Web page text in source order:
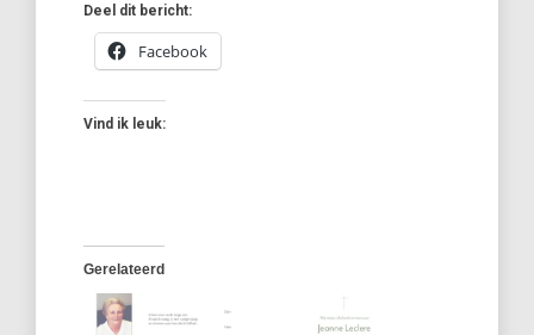
Deel dit bericht:
Facebook
Vind ik leuk:
Gerelateerd